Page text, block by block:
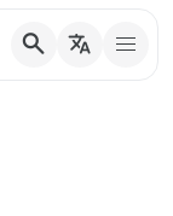
search translate